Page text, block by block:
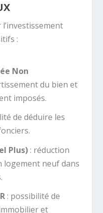
:
Non
du bien et
imposés.
de déduire les
Plus): réduction
logement neuf dans
: possibilité de
et